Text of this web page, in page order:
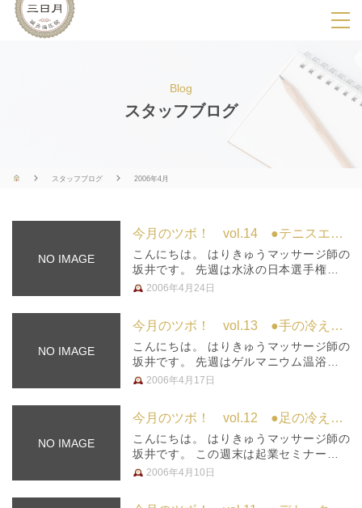
SPメニ
ー
展
用
ボ
Blog
スタッフブログ
スタッフブログ 2006年4月
NO IMAGE
今月のツボ！ vol.14 ●テニスエルボー●
こんにちは。 はりきゅうマッサージ師の
坂井です。 先週は水泳の日本選手権があ
りました。 北島選手が負けたりしたの
もあります。 その選手は毎年、日…
2006年4月24日
NO IMAGE
今月のツボ！ vol.13 ●手の冷え性●
こんにちは。 はりきゅうマッサージ師の
坂井です。 先週はゲルマニウム温浴に行
ってきました。 ここ最近、流行っている
ム温浴に行ってきました。 手足…
2006年4月17日
NO IMAGE
今月のツボ！ vol.12 ●足の冷え性●
こんにちは。 はりきゅうマッサージ師の
坂井です。 この週末は起業セミナーとい
うものに参加してまいりました。 みなさ
2006年4月10日